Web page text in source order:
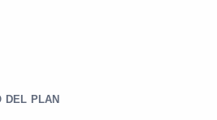
DEL PLAN